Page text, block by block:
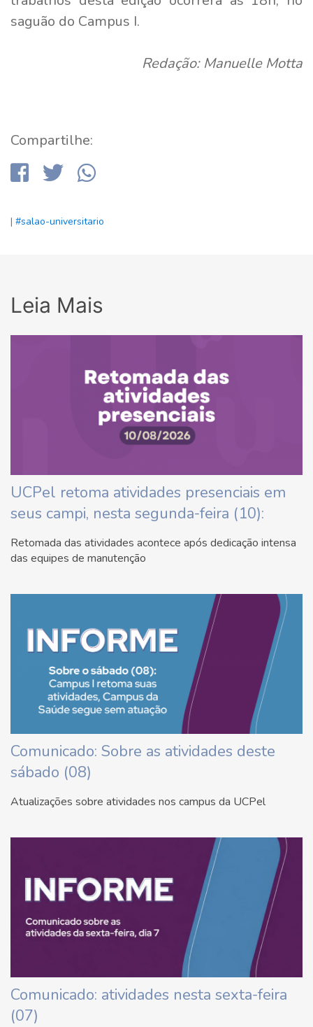
saguão do Campus I.
Redação: Manuelle Motta
Compartilhe:
| #salao-universitario
Leia Mais
UCPel retoma atividades presenciais em
seus campi, nesta segunda-feira (10):
Retomada das atividades acontece após dedicação intensa
das equipes de manutenção
Comunicado: Sobre as atividades deste
sábado (08)
Atualizações sobre atividades nos campus da UCPel
Comunicado: atividades nesta sexta-feira
(07)